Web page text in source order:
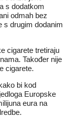
s dodatkom
odmah bez
s drugim dodanim
cigarete tretiraju
Također nije
cigarete.
bi kod
Europske
eura na